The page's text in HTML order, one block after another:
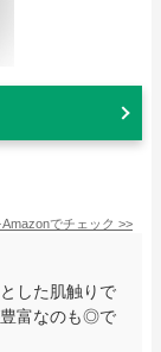
Amazonでチェック >>
した肌触りで
豊富なのも◎で